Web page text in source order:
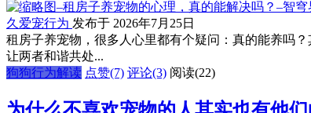
久爱宠行为 发布于 2026年7月25日
租房子养宠物，很多人心里都有个疑问：真的能养吗
让两者和谐共处...
狗狗行为解读 点赞(7) 评论(3) 阅读(22)